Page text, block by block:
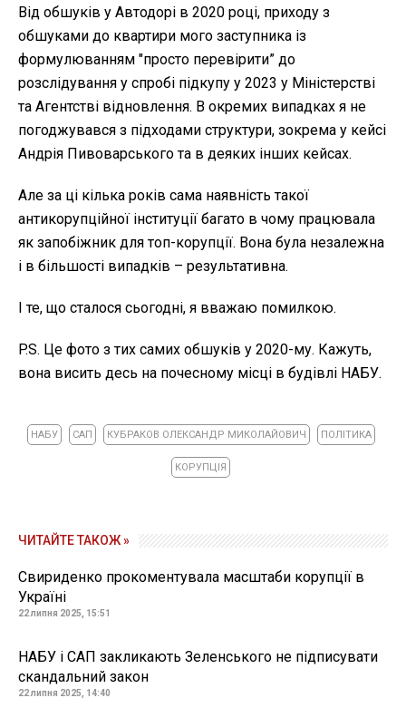
Від обшуків у Автодорі в 2020 році, приходу з
обшуками до квартири мого заступника із
формулюванням "просто перевірити” до
розслідування у спробі підкупу у 2023 у Міністерстві
та Агентстві відновлення. В окремих випадках я не
погоджувався з підходами структури, зокрема у кейсі
Андрія Пивоварського та в деяких інших кейсах.
Але за ці кілька років сама наявність такої
антикорупційної інституції багато в чому працювала
як запобіжник для топ-корупції. Вона була незалежна
і в більшості випадків – результативна.
І те, що сталося сьогодні, я вважаю помилкою.
P.S. Це фото з тих самих обшуків у 2020-му. Кажуть,
вона висить десь на почесному місці в будівлі НАБУ.
НАБУ САП КУБРАКОВ ОЛЕКСАНДР МИКОЛАЙОВИЧ ПОЛІТИКА
КОРУПЦІЯ
ЧИТАЙТЕ ТАКОЖ »
Свириденко прокоментувала масштаби корупції в
Україні
22 липня 2025, 15:51
НАБУ і САП закликають Зеленського не підписувати
скандальний закон
22 липня 2025, 14:40